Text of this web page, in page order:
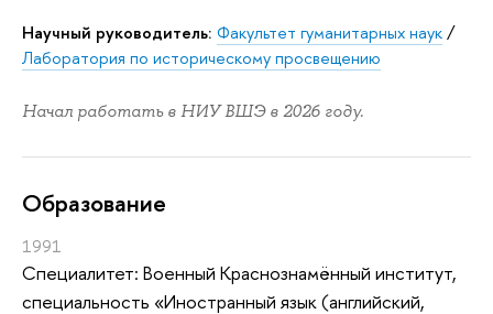
Научный руководитель: Факультет гуманитарных наук/
Лаборатория по историческому просвещению
Начал работать в НИУ ВШЭ в 2026 году.
Oбразование
1991
Специалитет: Военный Краснознамённый институт,
специальность «Иностранный язык (английский,